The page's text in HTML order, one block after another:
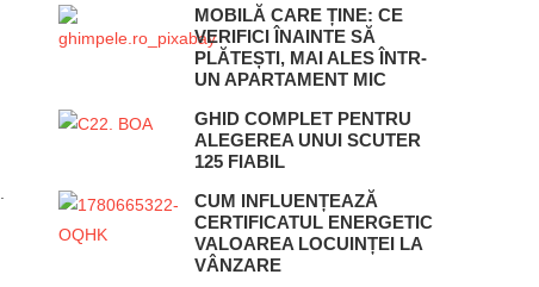
MOBILĂ CARE ȚINE: CE
VERIFICI ÎNAINTE SĂ
PLĂTEȘTI, MAI ALES ÎNTR-
UN APARTAMENT MIC
GHID COMPLET PENTRU
ALEGEREA UNUI SCUTER
125 FIABIL
CUM INFLUENȚEAZĂ
CERTIFICATUL ENERGETIC
VALOAREA LOCUINȚEI LA
VÂNZARE